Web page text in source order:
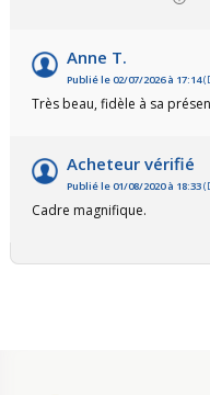
Anne T.
Publié le 02/07/2026 à 17:14
Très beau, fidèle à sa
Acheteur vérifié
Publié le 01/08/2020 à 18:33
Cadre magnifique.